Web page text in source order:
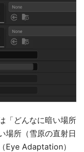
「どんなに暗い場所
場所（雪原の直射日
Eye Adaptation）